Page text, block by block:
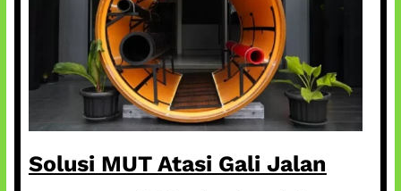
Solusi MUT Atasi Gali Jalan